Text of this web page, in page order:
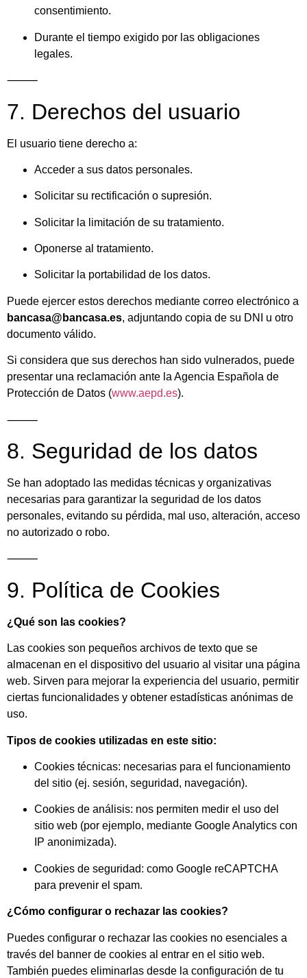
consentimiento.
Durante el tiempo exigido por las obligaciones
legales.
⸻
7. Derechos del usuario
El usuario tiene derecho a:
Acceder a sus datos personales.
Solicitar su rectificación o supresión.
Solicitar la limitación de su tratamiento.
Oponerse al tratamiento.
Solicitar la portabilidad de los datos.
Puede ejercer estos derechos mediante correo electrónico a
bancasa@bancasa.es, adjuntando copia de su DNI u otro
documento válido.
Si considera que sus derechos han sido vulnerados, puede
presentar una reclamación ante la Agencia Española de
Protección de Datos (www.aepd.es).
⸻
8. Seguridad de los datos
Se han adoptado las medidas técnicas y organizativas
necesarias para garantizar la seguridad de los datos
personales, evitando su pérdida, mal uso, alteración, acceso
no autorizado o robo.
⸻
9. Política de Cookies
¿Qué son las cookies?
Las cookies son pequeños archivos de texto que se
almacenan en el dispositivo del usuario al visitar una página
web. Sirven para mejorar la experiencia del usuario, permitir
ciertas funcionalidades y obtener estadísticas anónimas de
uso.
Tipos de cookies utilizadas en este sitio:
Cookies técnicas: necesarias para el funcionamiento
del sitio (ej. sesión, seguridad, navegación).
Cookies de análisis: nos permiten medir el uso del
sitio web (por ejemplo, mediante Google Analytics con
IP anonimizada).
Cookies de seguridad: como Google reCAPTCHA
para prevenir el spam.
¿Cómo configurar o rechazar las cookies?
Puedes configurar o rechazar las cookies no esenciales a
través del banner de cookies al entrar en el sitio web.
También puedes eliminarlas desde la configuración de tu